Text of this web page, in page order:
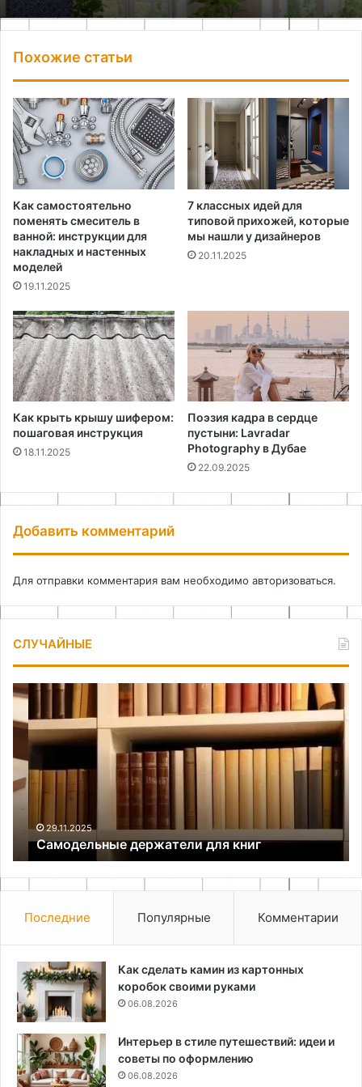
Похожие статьи
Как самостоятельно
поменять смеситель в
ванной: инструкции для
накладных и настенных
моделей
19.11.2025
7 классных идей для
типовой прихожей, которые
мы нашли у дизайнеров
20.11.2025
Как крыть крышу шифером:
пошаговая инструкция
18.11.2025
Поэзия кадра в сердце
пустыни: Lavradar
Photography в Дубае
22.09.2025
Добавить комментарий
Для отправки комментария вам необходимо авторизоваться.
СЛУЧАЙНЫЕ
Самодельные
для
книг
29.11.2025
Самодельные держатели для книг
Последние Популярные Комментарии
Как сделать камин из картонных
коробок своими руками
06.08.2026
Интерьер в стиле путешествий: идеи и
советы по оформлению
06.08.2026